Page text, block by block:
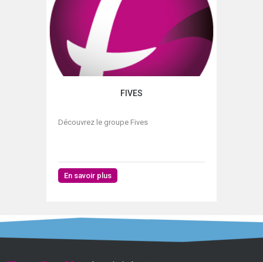
FIVES
Découvrez le groupe Fives
En savoir plus